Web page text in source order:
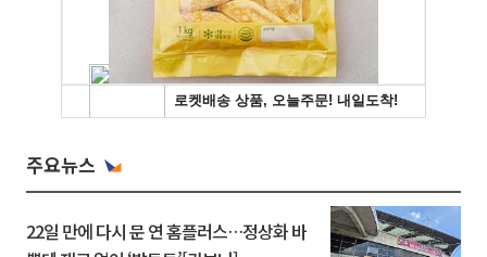
주요뉴스
22일 만에 다시 문 연 홈플러스…정상화 바